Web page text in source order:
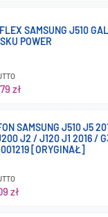
SAMSUNG J510
POWER
zł
SAMSUNG J510 J5
J2 / J120 J1 2016 /
[ORYGINAŁ]
zł